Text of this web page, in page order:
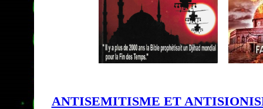
ANTISEMITISME ET